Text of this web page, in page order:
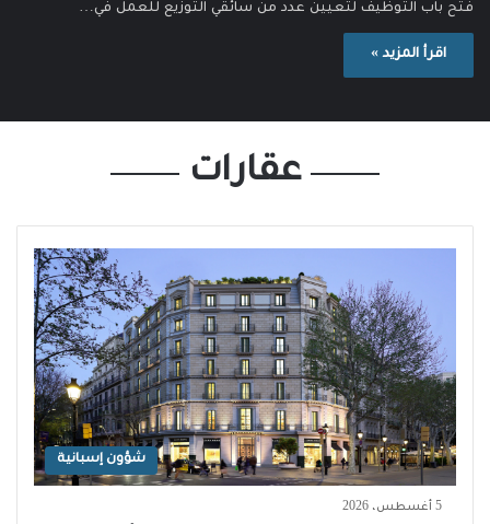
فتح باب التوظيف لتعيين عدد من سائقي التوزيع للعمل في…
اقرأ المزيد »
عقارات
شؤون إسبانية
5 أغسطس، 2026